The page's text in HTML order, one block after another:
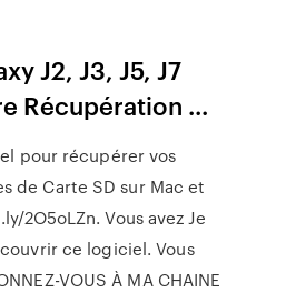
J2, J3, J5, J7
Récupération ...
pour récupérer vos
de Carte SD sur Mac et
2O5oLZn. Vous avez Je
ce logiciel. Vous
VOUS À MA CHAINE